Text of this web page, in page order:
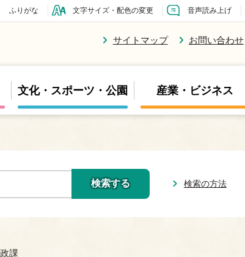
ふりがな 文字サイズ・配色の変更 音声読み上げ
サイトマップ お問い合わせ
文化・スポーツ・公園 産業・ビジネス
検索の方法
課